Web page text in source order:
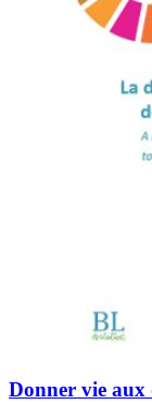
Donner vie aux